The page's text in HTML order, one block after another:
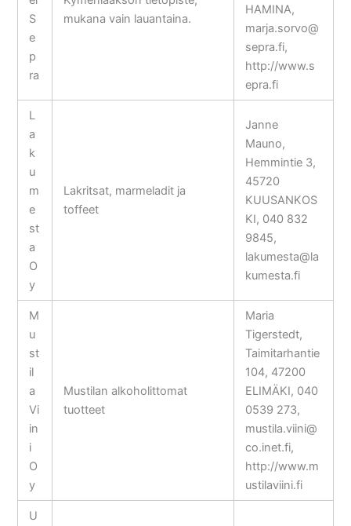
S
e
p
ra
mukana vain lauantaina.
HAMINA,
marja.sorvo@
sepra.fi,
http://www.s
epra.fi
L
a
k
u
m
e
st
a
O
y
Lakritsat, marmeladit ja
toffeet
Janne
Mauno,
Hemmintie 3,
45720
KUUSANKOS
KI, 040 832
9845,
lakumesta@la
kumesta.fi
M
u
st
il
a
Vi
in
i
O
y
Mustilan alkoholittomat
tuotteet
Maria
Tigerstedt,
Taimitarhantie
104, 47200
ELIMÄKI, 040
0539 273,
mustila.viini@
co.inet.fi,
http://www.m
ustilaviini.fi
U